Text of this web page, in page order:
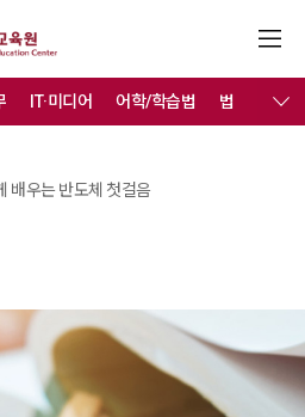
배우는 반도체 첫걸음
IT·미디어 어학/학습법 법 취미/